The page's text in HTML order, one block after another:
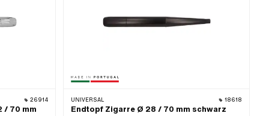
26914
/ 70 mm
UNIVERSAL 18618
Endtopf Zigarre Ø 28 / 70 mm schwarz